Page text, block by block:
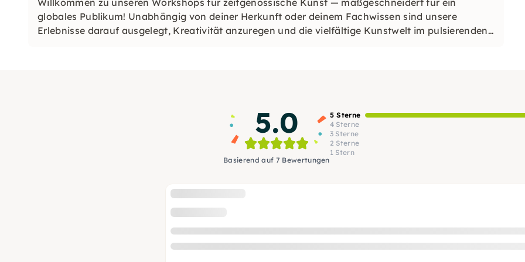
globales Publikum! Unabhängig von deiner Herkunft oder deinem Fachwissen sind unsere
Erlebnisse darauf ausgelegt, Kreativität anzuregen und die vielfältige Kunstwelt im pulsierenden
5.0
Basierend auf 7 Bewertungen
5 Sterne
4 Sterne
3 Sterne
2 Sterne
1 Stern